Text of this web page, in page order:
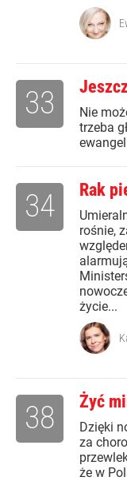
Nie
trzeba
33
Rak
rośnie,
życie...
34
Żyć
Dzięki
za
że w
38